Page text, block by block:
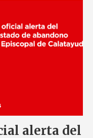
alerta del